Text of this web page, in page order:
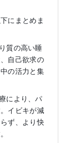
にまとめま
質の高い睡
自己欲求の
の活力と集
により、パ
イビキが減
ず、より快